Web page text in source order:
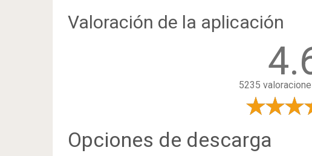
Valoración de la aplicación
5235
Opciones de descarga